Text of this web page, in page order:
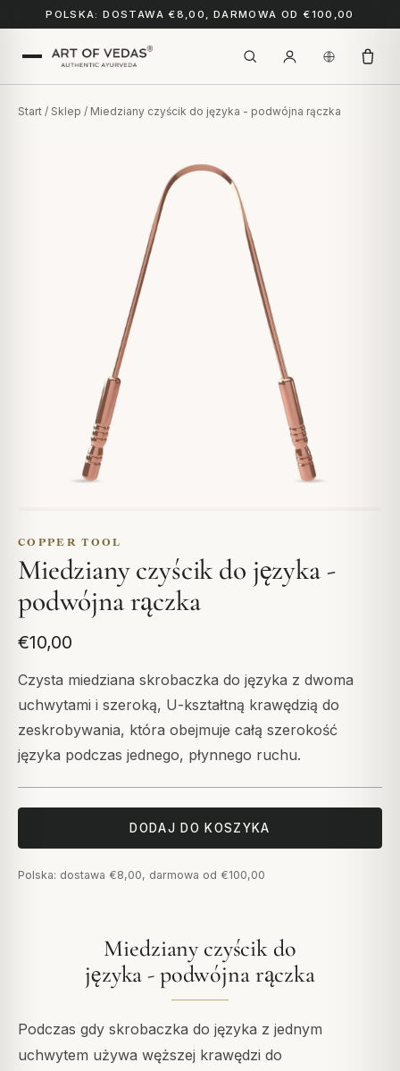
POLSKA: DOSTAWA €8,00, DARMOWA OD €100,00
Start / Sklep / Miedziany czyścik do języka - podwójna rączka
COPPER TOOL
Miedziany czyścik do języka -
podwójna rączka
€10,00
Czysta miedziana skrobaczka do języka z dwoma
uchwytami i szeroką, U-kształtną krawędzią do
zeskrobywania, która obejmuje całą szerokość
języka podczas jednego, płynnego ruchu.
DODAJ DO KOSZYKA
Polska: dostawa €8,00, darmowa od €100,00
Miedziany czyścik do
języka - podwójna rączka
Podczas gdy skrobaczka do języka z jednym
uchwytem używa węższej krawędzi do